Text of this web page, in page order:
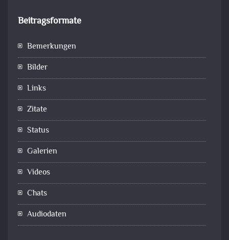
Beitragsformate
Bemerkungen
Bilder
Links
Zitate
Status
Galerien
Videos
Chats
Audiodaten